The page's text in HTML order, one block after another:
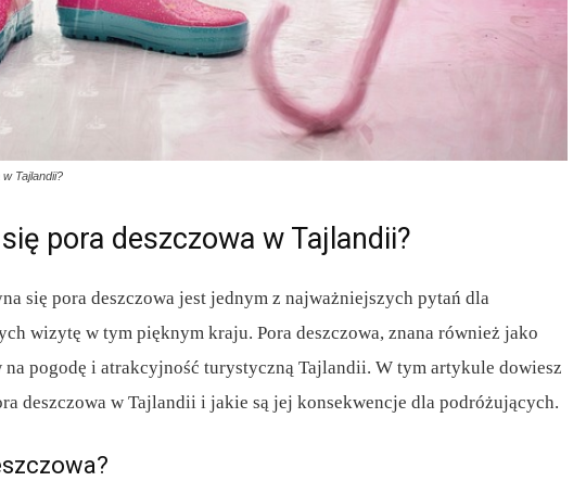
Tajlandii?
pora deszczowa w Tajlandii?
się pora deszczowa jest jednym z najważniejszych pytań dla
wizytę w tym pięknym kraju. Pora deszczowa, znana również jako
na pogodę i atrakcyjność turystyczną Tajlandii. W tym artykule dowiesz
deszczowa w Tajlandii i jakie są jej konsekwencje dla podróżujących.